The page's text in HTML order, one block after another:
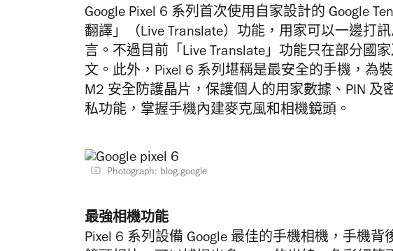
Google Pixel 6 系列首次使用自家設計的 Google
翻譯」（Live Translate）功能，用家可以一邊打
言。不過目前「Live Translate」功能只在部分國
文。此外，Pixel 6 系列堪稱是最安全的手機，為
M2 安全防護晶片，保護個人的用家數據、PIN 及
私功能，掌握手機內建麥克風和相機鏡頭。
Photograph: blog.google
最強相機功能
Pixel 6 系列設備 Google 最佳的手機相機，手機背